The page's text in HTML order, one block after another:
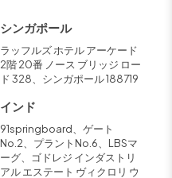
シンガポール
ラッフルズ ホテル アーケード
2階 20番 ノース ブリッジ ロー
ド 328、シンガポール 188719
インド
91springboard、ゲート
No.2、プラントNo.6、LBSマ
ーグ、ゴドレジ インダストリ
アル エステート ヴィクロリ ウ